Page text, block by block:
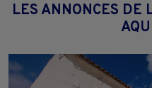
LES ANNONCES DE